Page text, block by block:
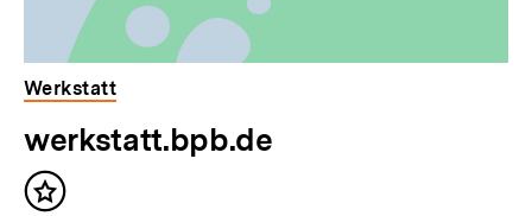
Werkstatt
werkstatt.bpb.de
Inhalt